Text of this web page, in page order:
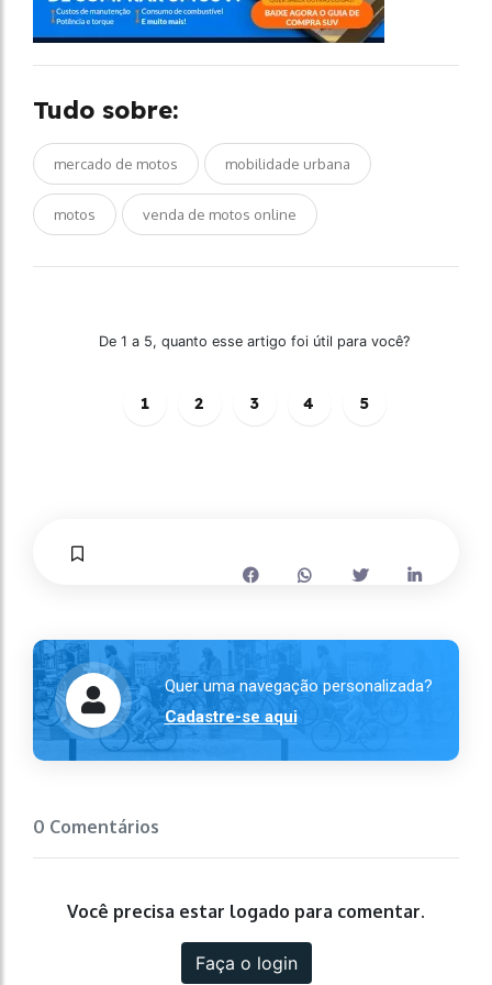
Tudo sobre:
mercado de motos mobilidade urbana
motos venda de motos online
De 1 a 5, quanto esse artigo foi útil para você?
1 2 3 4 5
Quer uma navegação personalizada?
Cadastre-se aqui
0 Comentários
Você precisa estar logado para comentar.
Faça o login